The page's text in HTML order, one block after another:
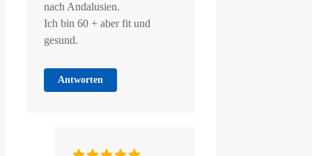
nach Andalusien.
Ich bin 60 + aber fit und
gesund.
Antworten